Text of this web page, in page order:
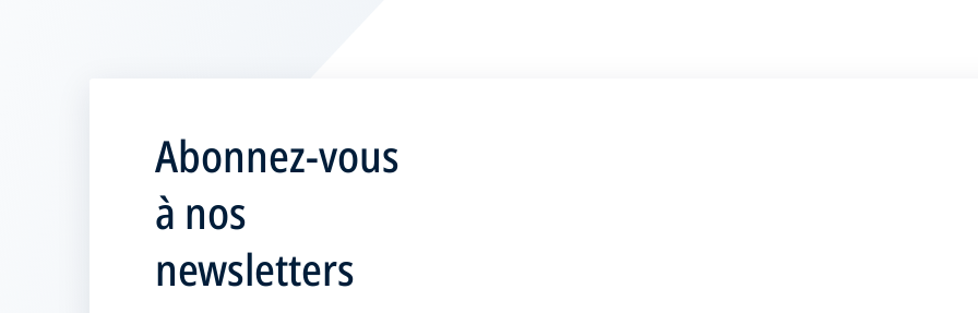
Abonnez-vous
à nos
newsletters